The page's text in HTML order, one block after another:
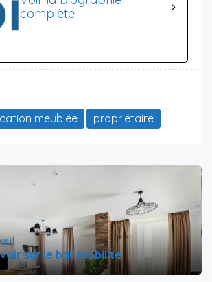
complète
meublée propriétaire
sur le bail mobilité